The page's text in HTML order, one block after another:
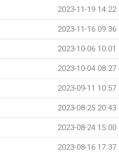
2023-11-19 14:22
2023-11-16 09:36
2023-10-06 10:01
2023-10-04 08:27
2023-09-11 10:57
2023-08-25 20:43
2023-08-24 15:00
2023-08-16 17:37